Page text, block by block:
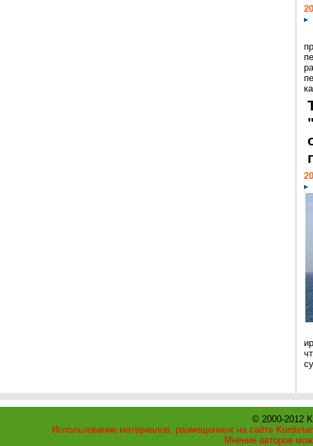
© 2000-2012
Использование материалов, размещенных на сайте
Мнение авторов